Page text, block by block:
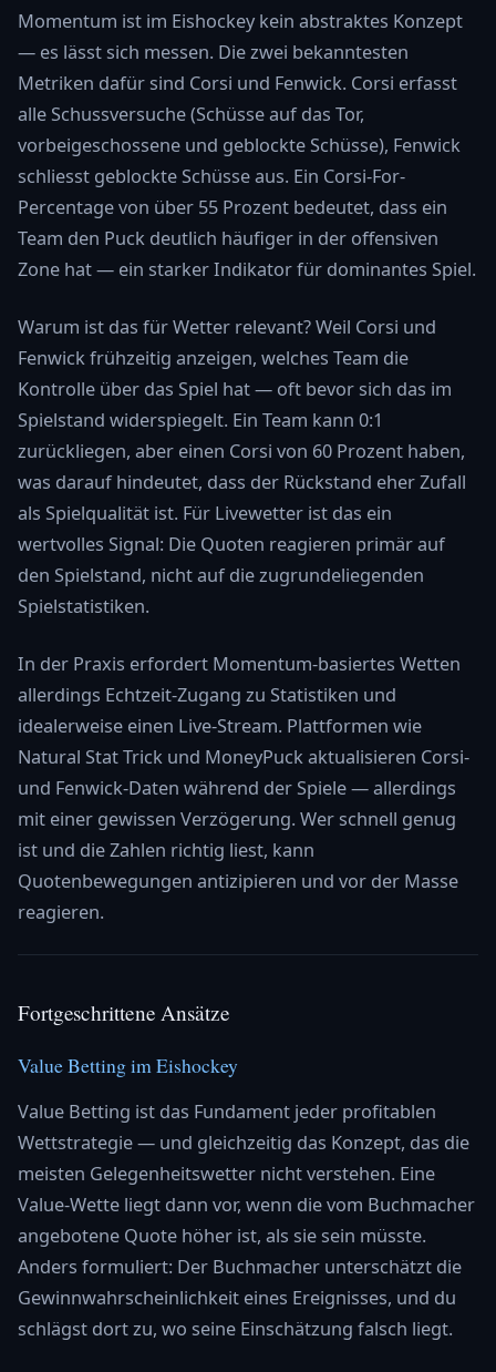
Momentum ist im Eishockey kein abstraktes Konzept
— es lässt sich messen. Die zwei bekanntesten
Metriken dafür sind Corsi und Fenwick. Corsi erfasst
alle Schussversuche (Schüsse auf das Tor,
vorbeigeschossene und geblockte Schüsse), Fenwick
schliesst geblockte Schüsse aus. Ein Corsi-For-
Percentage von über 55 Prozent bedeutet, dass ein
Team den Puck deutlich häufiger in der offensiven
Zone hat — ein starker Indikator für dominantes Spiel.
Warum ist das für Wetter relevant? Weil Corsi und
Fenwick frühzeitig anzeigen, welches Team die
Kontrolle über das Spiel hat — oft bevor sich das im
Spielstand widerspiegelt. Ein Team kann 0:1
zurückliegen, aber einen Corsi von 60 Prozent haben,
was darauf hindeutet, dass der Rückstand eher Zufall
als Spielqualität ist. Für Livewetter ist das ein
wertvolles Signal: Die Quoten reagieren primär auf
den Spielstand, nicht auf die zugrundeliegenden
Spielstatistiken.
In der Praxis erfordert Momentum-basiertes Wetten
allerdings Echtzeit-Zugang zu Statistiken und
idealerweise einen Live-Stream. Plattformen wie
Natural Stat Trick und MoneyPuck aktualisieren Corsi-
und Fenwick-Daten während der Spiele — allerdings
mit einer gewissen Verzögerung. Wer schnell genug
ist und die Zahlen richtig liest, kann
Quotenbewegungen antizipieren und vor der Masse
reagieren.
Fortgeschrittene Ansätze
Value Betting im Eishockey
Value Betting ist das Fundament jeder profitablen
Wettstrategie — und gleichzeitig das Konzept, das die
meisten Gelegenheitswetter nicht verstehen. Eine
Value-Wette liegt dann vor, wenn die vom Buchmacher
angebotene Quote höher ist, als sie sein müsste.
Anders formuliert: Der Buchmacher unterschätzt die
Gewinnwahrscheinlichkeit eines Ereignisses, und du
schlägst dort zu, wo seine Einschätzung falsch liegt.